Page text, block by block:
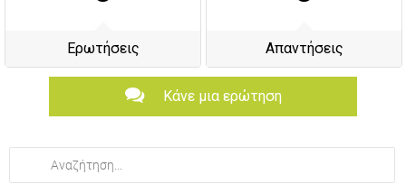
Ερωτήσεις Απαντήσεις
Κάνε μια ερώτηση